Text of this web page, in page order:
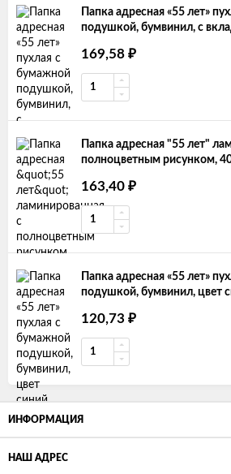
Папка адресная «55 лет»
подушкой, бумвинил, с
169,58 ₽
Папка адресная "55 лет"
полноцветным рисунком,
163,40 ₽
Папка адресная «55 лет»
подушкой, бумвинил, цвет
120,73 ₽
ИНФОРМАЦИЯ
НАШ АДРЕС